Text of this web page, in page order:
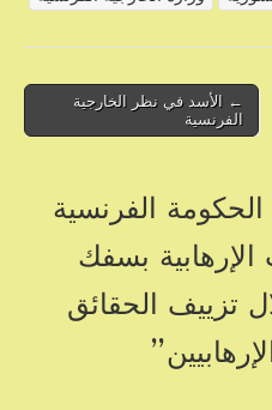
← الأسد في نظر الخارجية
الفرنسية
الفرنسية
بسفك
تزييف الحقائق
”